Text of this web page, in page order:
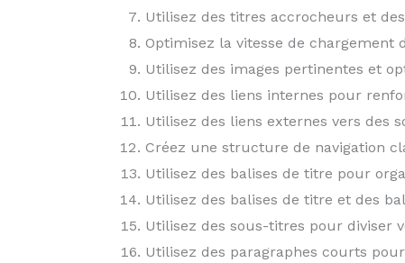
Utilisez des titres accrocheurs et
Optimisez la vitesse de
Utilisez des images pertinentes et
Utilisez des liens internes pour
Utilisez des liens externes vers des
Créez une structure de navigation
Utilisez des balises de titre pour
Utilisez des balises de titre et des
Utilisez des sous-titres pour diviser
Utilisez des paragraphes courts